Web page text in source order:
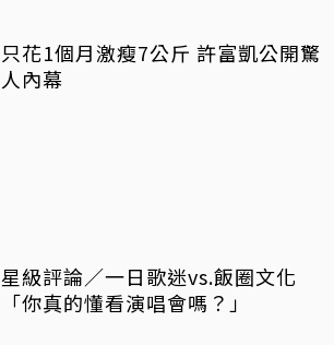
只花1個月激瘦7公斤 許富凱公開驚
人內幕
星級評論／一日歌迷vs.飯圈文化
「你真的懂看演唱會嗎？」